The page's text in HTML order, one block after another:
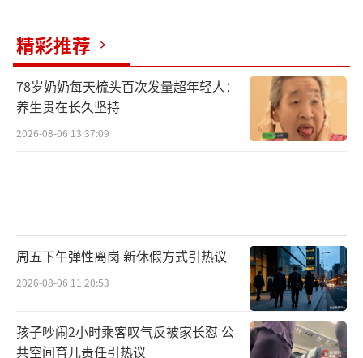
精彩推荐
78岁奶奶每天梳头百次发量超年轻人：
养生贵在长久坚持
2026-08-06 13:37:09
周五下午弹性离岗 新休假方式引热议
2026-08-06 11:20:53
孩子吵闹2小时乘客叹气反被家长怼 公
共空间育儿责任引热议